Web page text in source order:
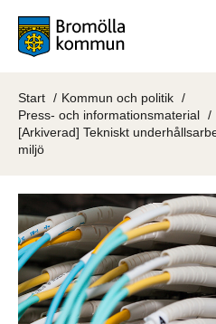
Start
Kommun och politik
Press- och informationsmaterial
[Arkiverad] Tekniskt
miljö